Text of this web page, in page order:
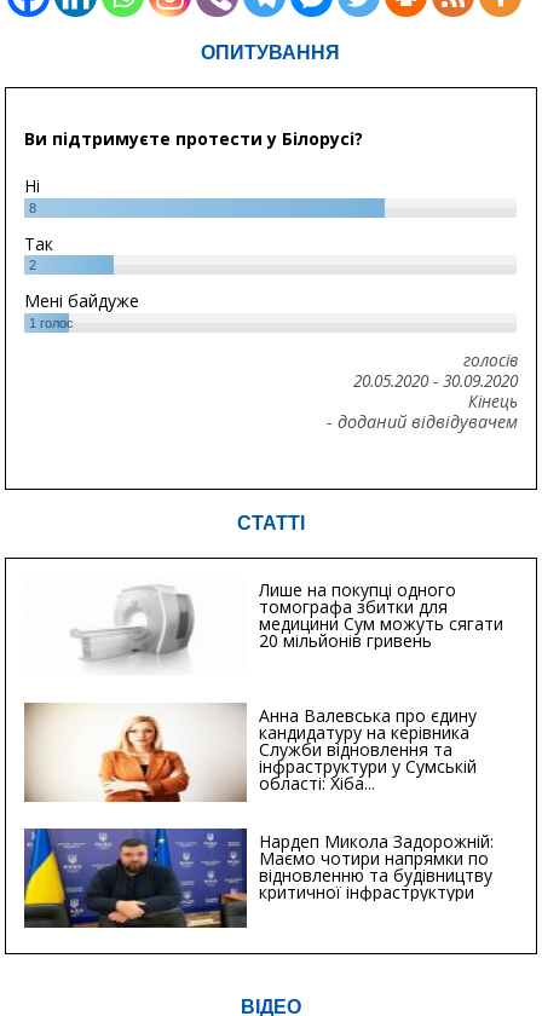
ОПИТУВАННЯ
Ви підтримуєте протести у Білорусі?
Ні
8
Так
2
Мені байдуже
1 голос
голосів
20.05.2020- 30.09.2020
Кінець
- доданий відвідувачем
СТАТТІ
Лише на покупці одного
томографа збитки для
медицини Сум можуть сягати
20 мільйонів гривень
Анна Валевська про єдину
кандидатуру на керівника
Служби відновлення та
інфраструктури у Сумській
області: Хіба...
Нардеп Микола Задорожній:
Маємо чотири напрямки по
відновленню та будівництву
критичної інфраструктури
ВІДЕО